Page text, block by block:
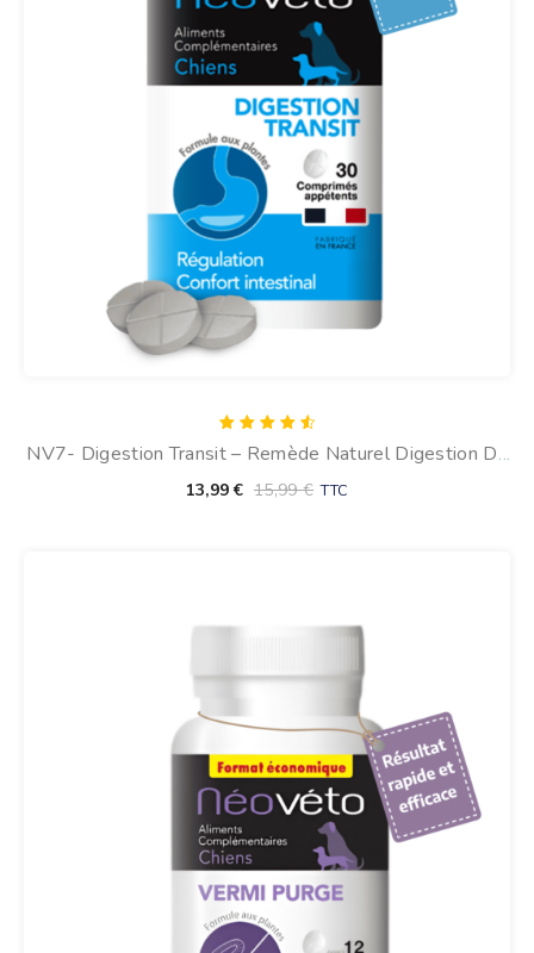
Note
4.67
NV7- Digestion Transit – Remède Naturel Digestion Du
Chien
13,99€ 15,99€ TTC